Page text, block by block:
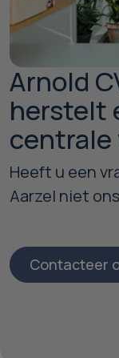
Arnold
herstelt
centrale
Heeft u een
Aarzel niet
Contacteer